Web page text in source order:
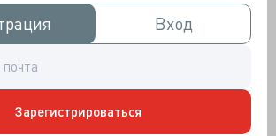
Вход
Вход
Зарегистрироваться
покрыть смертность россиян
неинфекционных болезней. Не
информации из ООН в 2025 году
жизни россиян достигла
на 5 месяцев превысив среднее